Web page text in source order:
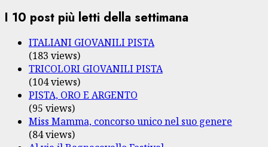
I 10 post più letti della settimana
ITALIANI GIOVANILI PISTA
(183 views)
TRICOLORI GIOVANILI PISTA
(104 views)
PISTA, ORO E ARGENTO
(95 views)
Miss Mamma, concorso unico nel suo genere
(84 views)